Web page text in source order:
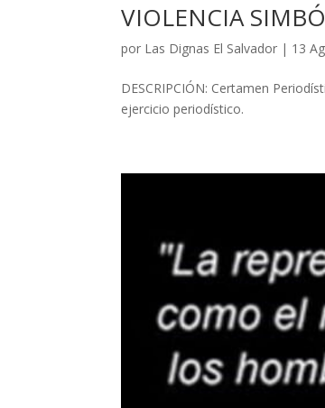
VIOLENCIA
por Las Dignas El Salvador | 13
DESCRIPCIÓN: Certamen
ejercicio periodístico.